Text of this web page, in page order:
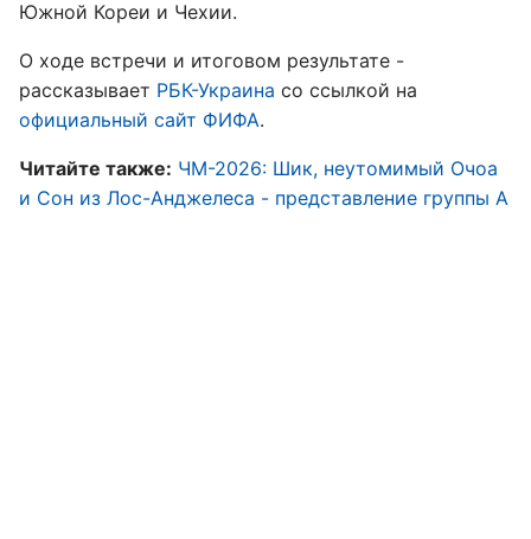
Южной Кореи и Чехии.
О ходе встречи и итоговом результате -
рассказывает РБК-Украина со ссылкой на
официальный сайт ФИФА.
Читайте также: ЧМ-2026: Шик, неутомимый Очоа
и Сон из Лос-Анджелеса - представление группы А